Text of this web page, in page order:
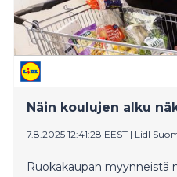
Näin koulujen alku
7.8.2025 12:41:28 EEST | Lidl
Ruokakaupan myynneistä